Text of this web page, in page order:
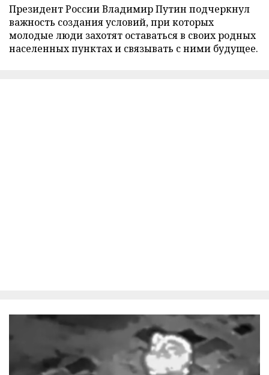
Президент России Владимир Путин подчеркнул
важность создания условий, при которых
молодые люди захотят оставаться в своих родных
населенных пунктах и связывать с ними будущее.